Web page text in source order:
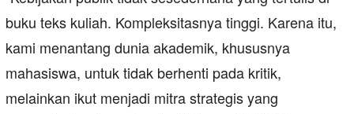
buku teks kuliah. Kompleksitasnya tinggi. Karena itu,
kami menantang dunia akademik, khususnya
mahasiswa, untuk tidak berhenti pada kritik,
melainkan ikut menjadi mitra strategis yang